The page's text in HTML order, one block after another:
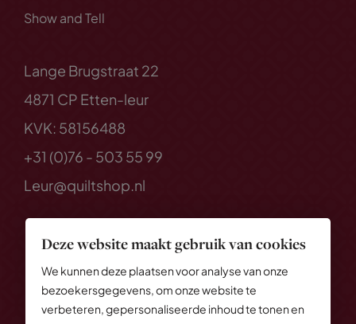
Deze website maakt gebruik van cookies
We kunnen deze plaatsen voor analyse van onze
bezoekersgegevens, om onze website te
verbeteren, gepersonaliseerde inhoud te tonen en
Show and Tell
Lange Brugstraat 22
4871 CP Etten-leur
KVK: 58156488
+31 (0)76 - 503 55 99
Leur@quiltshop.nl